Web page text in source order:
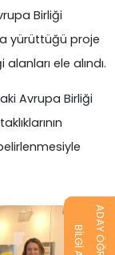
Birliği
yürüttüğü proje
ele alındı.
Avrupa Birliği
BİLGİ AL